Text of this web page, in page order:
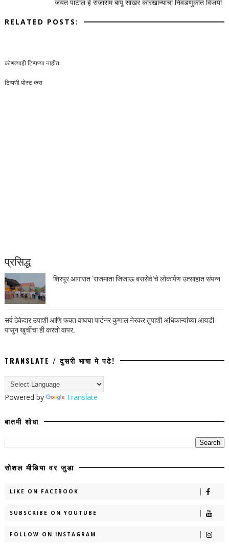
जयंत पाटील हे राजाराम बापू साखर कारखान्याचा निवडणुकीत विजयी
RELATED POSTS:
कोणत्याही टिप्पण्‍या नाहीत:
टिप्पणी पोस्ट करा
प्रसिद्ध
शिरपूर आगारात ‘राजमाता जिजाऊ बससेवे’चे लोकार्पण उत्साहात संपन्न
सर्व ठेकेदार उपाशी आणि फक्त वाघचा पार्टनर कुणाल नेरकर तुपाशी अधिकाऱ्यांच्या आयडी
पासुन खुर्चीचा ही करतो वापर,
TRANSLATE / दुसरी भाषा मे पढे!
Powered by Translate
बातमी शोधा
सोशल मीडिया वर जुडा
LIKE ON FACEBOOK
SUBSCRIBE ON YOUTUBE
FOLLOW ON INSTAGRAM